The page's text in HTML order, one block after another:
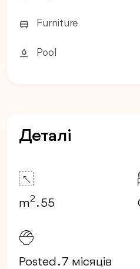
Furniture
Pool
Деталі
m2 . 55
Posted . 7 місяців